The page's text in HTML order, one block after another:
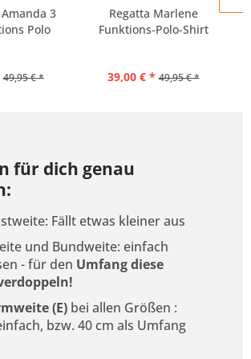
3
Polo
49,95 € *
Regatta Marlene
Funktions-Polo-Shirt
39,00 € * 49,95 € *
für dich genau
Fällt etwas kleiner aus
und Bundweite: einfach
- für den Umfang diese
(E) bei allen Größen :
bzw. 40 cm als Umfang